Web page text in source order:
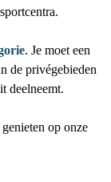
. Je moet een
de privégebieden
deelneemt.
op onze